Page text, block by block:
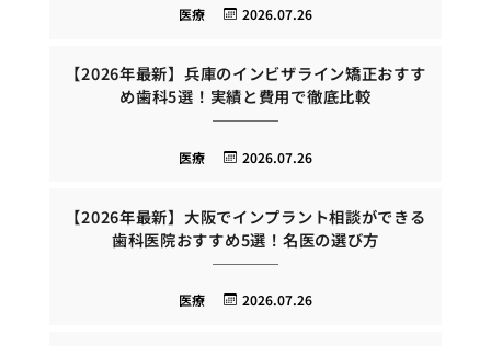
2026.07.26
医療
【2026年最新】兵庫のインビザライン矯正おすす
め歯科5選！実績と費用で徹底比較
2026.07.26
医療
【2026年最新】大阪でインプラント相談ができる
歯科医院おすすめ5選！名医の選び方
2026.07.26
医療